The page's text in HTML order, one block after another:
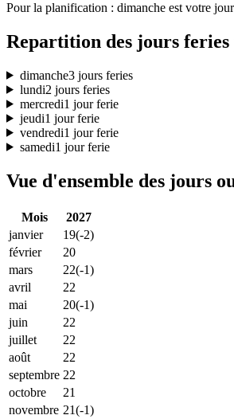
Pour la planification : dimanche est votre
Repartition des jours
dimanche3 jours feries
lundi2 jours feries
mercredi1 jour ferie
jeudi1 jour ferie
vendredi1 jour ferie
samedi1 jour ferie
Vue d'ensemble des jours
Mois
2027
janvier
19(-2)
février
20
mars
22(-1)
avril
22
mai
20(-1)
juin
22
juillet
22
août
22
septembre 22
octobre
21
novembre 21(-1)